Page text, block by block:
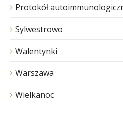
Protokół
Sylwestrowo
Walentynki
Warszawa
Wielkanoc